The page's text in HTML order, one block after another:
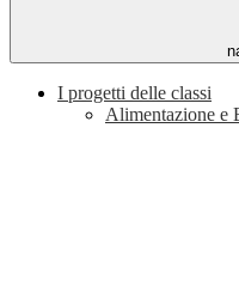
I progetti delle classi
Alimentazione e